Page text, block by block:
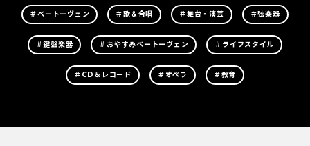
＃ベートーヴェン ＃歌＆合唱 ＃舞台・演芸 ＃弦楽器
＃鍵盤楽器 ＃おやすみベートーヴェン ＃ライフスタイル
＃CD＆レコード ＃オペラ ＃教育